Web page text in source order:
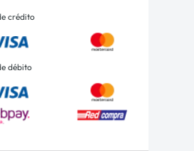
crédito
débito